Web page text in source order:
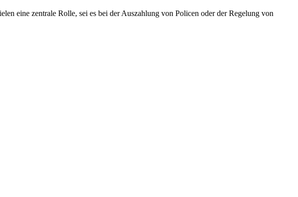
eine zentrale Rolle, sei es bei der Auszahlung von Policen oder der Regelung von